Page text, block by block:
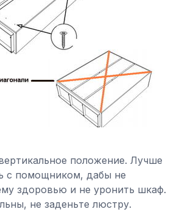
положение. Лучше
с помощником, дабы не
здоровью и не уронить шкаф.
не заденьте люстру.